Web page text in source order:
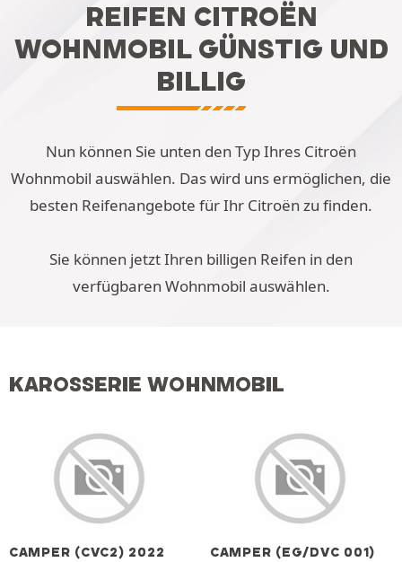
REIFEN CITROËN
WOHNMOBIL GÜNSTIG UND
BILLIG
Nun können Sie unten den Typ Ihres Citroën
Wohnmobil auswählen. Das wird uns ermöglichen, die
besten Reifenangebote für Ihr Citroën zu finden.
Sie können jetzt Ihren billigen Reifen in den
verfügbaren Wohnmobil auswählen.
KAROSSERIE WOHNMOBIL
CAMPER (CVC2) 2022
CAMPER (EG/DVC 001)